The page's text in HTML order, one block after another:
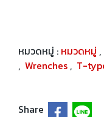
หมวดหมู่ : หมวดหมู่ ,
, Wrenches , T-
Share